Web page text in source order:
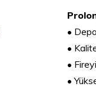
•
•
•
•